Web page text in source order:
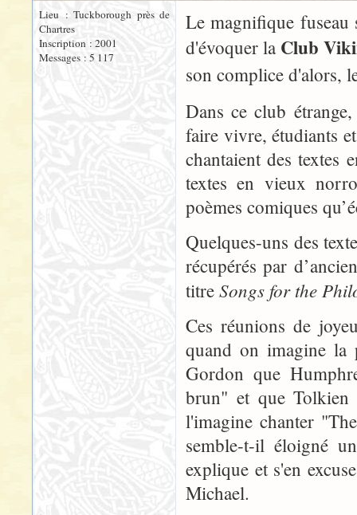
Lieu : Tuckborough près de
Chartres
Inscription : 2001
Messages : 5 117
Le magnifique
d'évoquer la Club
son complice d'alors,
Dans ce club
faire vivre, étudiants
chantaient des textes
textes en vieux
poèmes comiques
Quelques-uns des
récupérés par
titre Songs for the
Ces réunions de
quand on imagine la
Gordon que
brun" et que
l'imagine chanter
semble-t-il éloigné
explique et s'en
Michael.